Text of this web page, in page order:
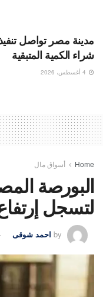
مدينة مصر تواصل
شراء الكمية المتبقية
Home أسواق مال
البورصة
لتسجل إرتفاع
by احمد شوقى